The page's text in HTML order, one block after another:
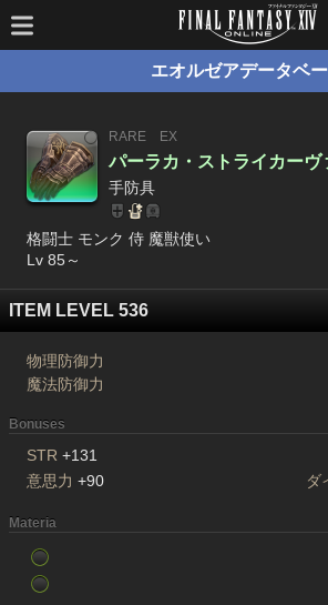
エオルゼアデータベ
RARE
EX
パーラカ・ストライカーヴ
手防具
格闘士 モンク 侍 魔獣使い
Lv 85～
ITEM LEVEL 536
物理防御力
魔法防御力
Bonuses
STR +131
意思力 +90 ダ
Materia